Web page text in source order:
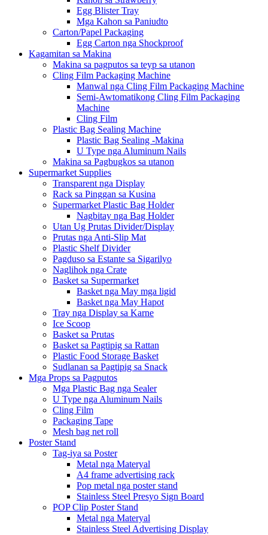
Egg Blister Tray
Mga Kahon sa Paniudto
Carton/Papel Packaging
Egg Carton nga Shockproof
Kagamitan sa Makina
Makina sa pagputos sa teyp sa utanon
Cling Film Packaging Machine
Manwal nga Cling Film Packaging Machine
Semi-Awtomatikong Cling Film Packaging
Machine
Cling Film
Plastic Bag Sealing Machine
Plastic Bag Sealing -Makina
U Type nga Aluminum Nails
Makina sa Pagbugkos sa utanon
Supermarket Supplies
Transparent nga Display
Rack sa Pinggan sa Kusina
Supermarket Plastic Bag Holder
Nagbitay nga Bag Holder
Utan Ug Prutas Divider/Display
Prutas nga Anti-Slip Mat
Plastic Shelf Divider
Pagduso sa Estante sa Sigarilyo
Naglihok nga Crate
Basket sa Supermarket
Basket nga May mga ligid
Basket nga May Hapot
Tray nga Display sa Karne
Ice Scoop
Basket sa Prutas
Basket sa Pagtipig sa Rattan
Plastic Food Storage Basket
Sudlanan sa Pagtipig sa Snack
Mga Props sa Pagputos
Mga Plastic Bag nga Sealer
U Type nga Aluminum Nails
Cling Film
Packaging Tape
Mesh bag net roll
Poster Stand
Tag-iya sa Poster
Metal nga Materyal
A4 frame advertising rack
Pop metal nga poster stand
Stainless Steel Presyo Sign Board
POP Clip Poster Stand
Metal nga Materyal
Stainless Steel Advertising Display